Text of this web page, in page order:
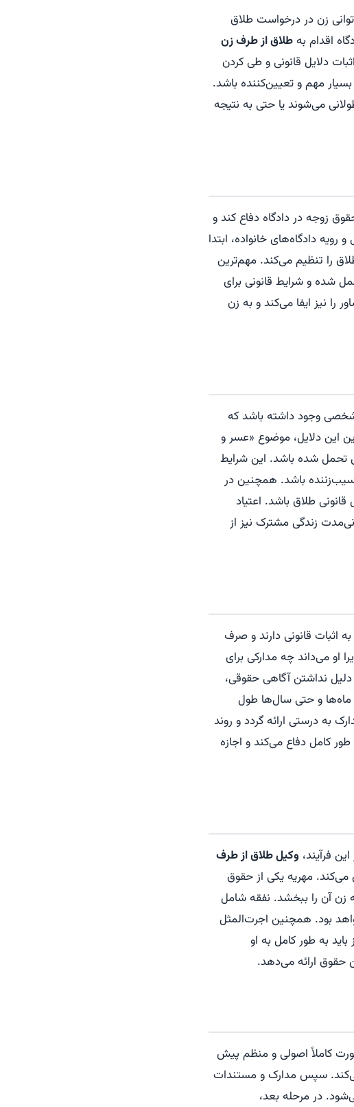
زن در درخواست طلاق
اقدام بهطلاق از طرف زن
دلایل قانونی و طی کردن
بسیار مهم و تعیین‌کننده باشد.
می‌شوند یا حتی به نتیجه
زوجه در دادگاه دفاع کند و
دادگاه‌های خانواده، ابتدا
را تنظیم می‌کند. مهم‌ترین
شده و شرایط قانونی برای
نیز ایفا می‌کند و به زن
مشخصی وجود داشته باشد که
این دلایل، موضوع «عسر و
تحمل شده باشد. این شرایط
باشد. همچنین در
طلاق باشد. اعتیاد
زندگی مشترک نیز از
اثبات قانونی دارند و صرف
او می‌داند چه مدارکی برای
دلیل نداشتن آگاهی حقوقی،
ماه‌ها و حتی سال‌ها طول
درستی ارائه گردد و روند
کامل دفاع می‌کند و اجازه
فرآیند، وکیل طلاق از طرف
مهریه یکی از حقوق
آن را ببخشد. نفقه شامل
بود. همچنین اجرت‌المثل
به طور کامل به او
حقوق ارائه می‌دهد.
کاملاً اصولی و منظم پیش
می‌کند. سپس مدارک و مستندات
در مرحله بعد،